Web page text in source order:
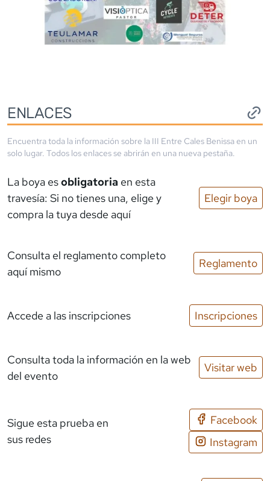
ENLACES
Encuentra toda la información sobre la III Entre Cales Benissa en un
solo lugar. Todos los enlaces se abrirán en una nueva pestaña.
La boya esobligatoria en esta
travesía: Si no tienes una, elige y
compra la tuya desde aquí
Elegir boya
Consulta el reglamento completo
aquí mismo
Reglamento
Accede a las inscripciones Inscripciones
Consulta toda la información en la web
del evento
Visitar web
Sigue esta prueba en
sus redes
Facebook
Instagram